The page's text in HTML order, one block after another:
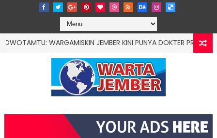
WARGAMISKIN JEMBER KINI PUNYA DOKTER PRIBADI